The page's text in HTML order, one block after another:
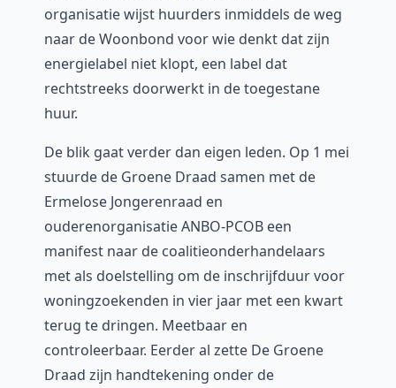
organisatie wijst huurders inmiddels de weg
naar de Woonbond voor wie denkt dat zijn
energielabel niet klopt, een label dat
rechtstreeks doorwerkt in de toegestane
huur.
De blik gaat verder dan eigen leden. Op 1 mei
stuurde de Groene Draad samen met de
Ermelose Jongerenraad en
ouderenorganisatie ANBO-PCOB een
manifest naar de coalitieonderhandelaars
met als doelstelling om de inschrijfduur voor
woningzoekenden in vier jaar met een kwart
terug te dringen. Meetbaar en
controleerbaar. Eerder al zette De Groene
Draad zijn handtekening onder de